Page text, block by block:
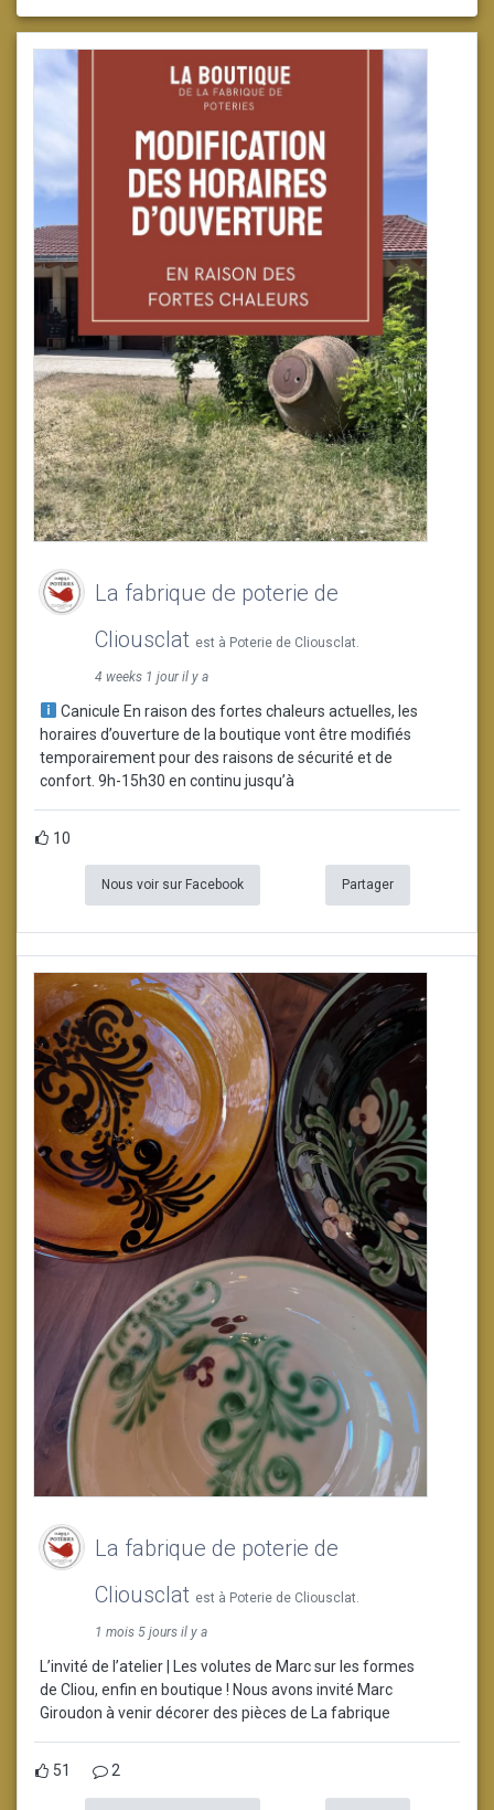
La fabrique de poterie de
Cliousclat est à Poterie de Cliousclat.
4 weeks 1 jour il y a
Canicule En raison des fortes chaleurs actuelles, les
horaires d’ouverture de la boutique vont être modifiés
temporairement pour des raisons de sécurité et de
confort. 9h-15h30 en continu jusqu’à
10
Nous voir sur Facebook Partager
La fabrique de poterie de
Cliousclat est à Poterie de Cliousclat.
1 mois 5 jours il y a
L’invité de l’atelier | Les volutes de Marc sur les formes
de Cliou, enfin en boutique ! Nous avons invité Marc
Giroudon à venir décorer des pièces de La fabrique
51 2